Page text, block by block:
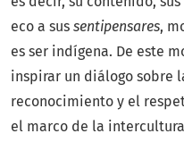
eco a sus sentipensares,
es ser indígena. De este
inspirar un diálogo sobre
reconocimiento y el
el marco de la